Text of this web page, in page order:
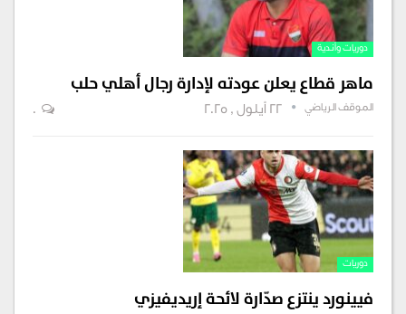
دوريات وأندية
ماهر قطاع يعلن عودته لإدارة رجال أهلي حلب
الموقف الرياضي 22 أيلول , 2025 0
دوريات
فيينورد ينتزع صدّارة لائحة إريديفيزي